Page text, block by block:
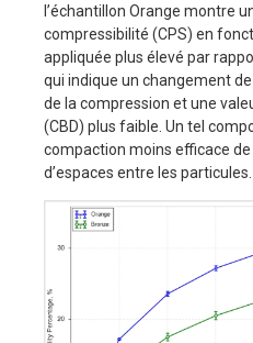
l’échantillon Orange montre
compressibilité (CPS) en
appliquée plus élevé par
qui indique un changement
de la compression et une
(CBD) plus faible. Un tel
compaction moins efficace
d’espaces entre les particules.